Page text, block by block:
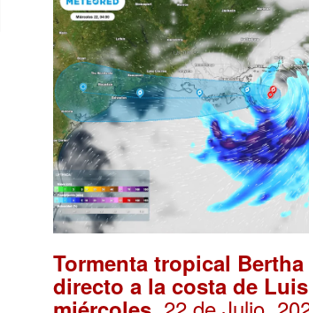
Tormenta tropical
directo a la costa de